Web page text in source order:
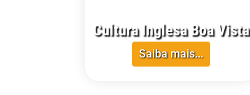
Cultura Inglesa Boa Vista
Saiba mais...